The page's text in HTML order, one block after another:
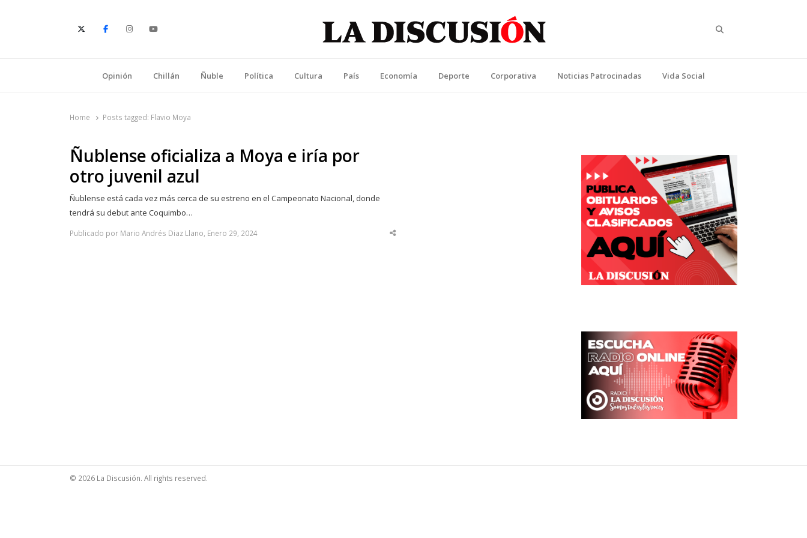
Opinión Chillán Ñuble Política Cultura País Economía Deporte Corporativa Noticias Patrocinadas Vida Social
Home Posts tagged: Flavio Moya
Ñublense oficializa a Moya e iría por
otro juvenil azul
Ñublense está cada vez más cerca de su estreno en el Campeonato Nacional, donde
tendrá su debut ante Coquimbo…
Publicado por Mario Andrés Diaz Llano, Enero 29, 2024
Share
© 2026 La Discusión. All rights reserved.